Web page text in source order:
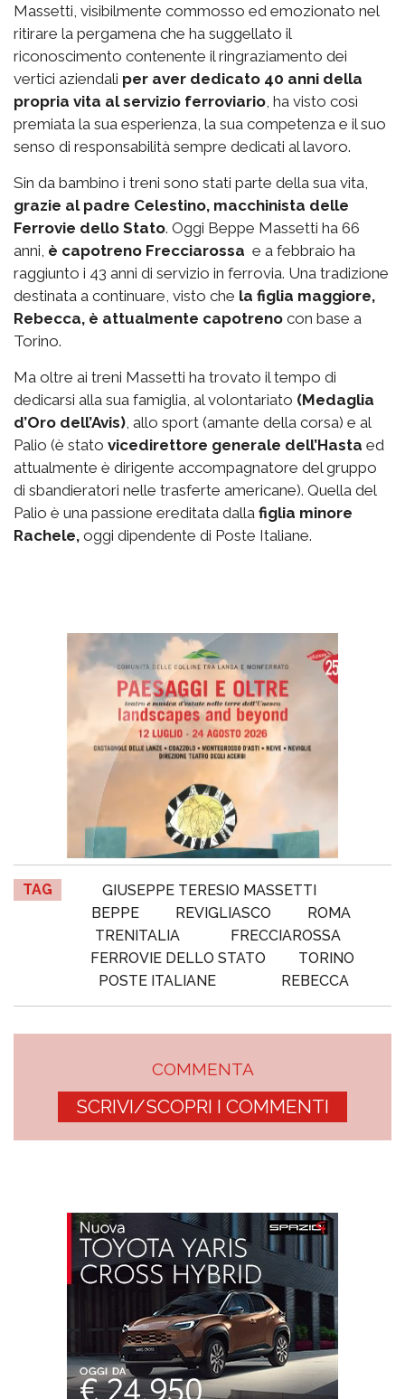
Massetti, visibilmente commosso ed emozionato nel
ritirare la pergamena che ha suggellato il
riconoscimento contenente il ringraziamento dei
vertici aziendali per aver dedicato 40 anni della
propria vita al servizio ferroviario , ha visto così
premiata la sua esperienza, la sua competenza e il suo
senso di responsabilità sempre dedicati al lavoro.
Sin da bambino i treni sono stati parte della sua vita,
grazie al padre Celestino, macchinista delle
Ferrovie dello Stato. Oggi Beppe Massetti ha 66
anni, è capotreno Frecciarossa e a febbraio ha
raggiunto i 43 anni di servizio in ferrovia. Una tradizione
destinata a continuare, visto che la figlia maggiore,
Rebecca, è attualmente capotreno con base a
Torino.
Ma oltre ai treni Massetti ha trovato il tempo di
dedicarsi alla sua famiglia, al volontariato (Medaglia
d’Oro dell’Avis) , allo sport (amante della corsa) e al
Palio (è stato vicedirettore generale dell’Hasta ed
attualmente è dirigente accompagnatore del gruppo
di sbandieratori nelle trasferte americane). Quella del
Palio è una passione ereditata dalla figlia minore
Rachele, oggi dipendente di Poste Italiane.
TAG
GIUSEPPE TERESIO MASSETTI
BEPPE
REVIGLIASCO
ROMA
TRENITALIA
FRECCIAROSSA
FERROVIE DELLO STATO
TORINO
POSTE ITALIANE
REBECCA
COMMENTA
SCRIVI/SCOPRI I COMMENTI